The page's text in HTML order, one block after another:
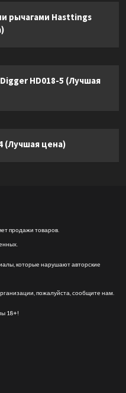
рычагами Hasttings
HD018-5 (Лучшая
(Лучшая цена)
продажи товаров.
которые нарушают авторские
пожалуйста, сообщите нам.
18+!